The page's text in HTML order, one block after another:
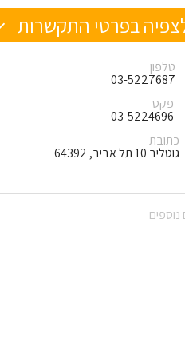
בפרטי התקשרות
טלפון
03-5227687
פקס
03-5224696
כתובת
גוטליב 10 תל אביב, 64392